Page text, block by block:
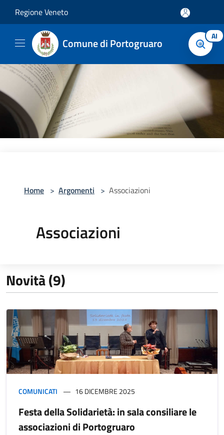
Regione Veneto
Comune di Portogruaro AI
Home > Argomenti > Associazioni
Associazioni
Novità (9)
COMUNICATI 16 DICEMBRE 2025
Festa della Solidarietà: in sala consiliare le
associazioni di Portogruaro